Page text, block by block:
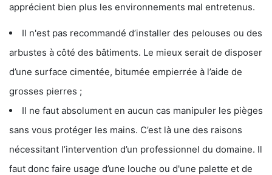
apprécient bien plus les environnements mal entretenus.
Il n'est pas recommandé d’installer des pelouses ou des
arbustes à côté des bâtiments. Le mieux serait de disposer
d’une surface cimentée, bitumée empierrée à l’aide de
grosses pierres ;
Il ne faut absolument en aucun cas manipuler les pièges
sans vous protéger les mains. C’est là une des raisons
nécessitant l’intervention d’un professionnel du domaine. Il
faut donc faire usage d’une louche ou d'une palette et de